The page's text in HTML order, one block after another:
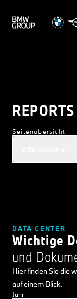
Seitenübersicht
DATA CENTER
Wichtige
und
Hier finden Sie die
auf einem Blick.
Jahr